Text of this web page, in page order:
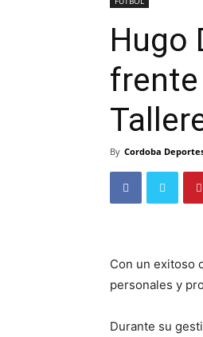
Hugo
By Cordoba
Con un exitoso
personales y
Durante su